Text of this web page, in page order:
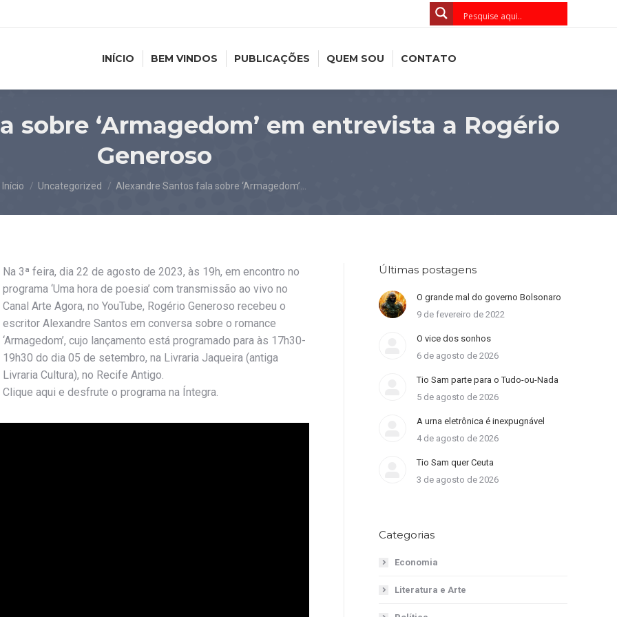
INÍCIO BEM VINDOS PUBLICAÇÕES QUEM SOU CONTATO
sobre ‘Armagedom’ em entrevista a Rogério
Generoso
Você está aqui:
Início Uncategorized Alexandre Santos fala sobre ‘Armagedom’…
Na 3ª feira, dia 22 de agosto de 2023, às 19h, em encontro no
programa ‘Uma hora de poesia’ com transmissão ao vivo no
Canal Arte Agora, no YouTube, Rogério Generoso recebeu o
escritor Alexandre Santos em conversa sobre o romance
‘Armagedom’, cujo lançamento está programado para às 17h30-
19h30 do dia 05 de setembro, na Livraria Jaqueira (antiga
Livraria Cultura), no Recife Antigo.
Clique aqui e desfrute o programa na Íntegra.
Últimas postagens
O grande mal do governo Bolsonaro
9 de fevereiro de 2022
O vice dos sonhos
6 de agosto de 2026
Tio Sam parte para o Tudo-ou-Nada
5 de agosto de 2026
A urna eletrônica é inexpugnável
4 de agosto de 2026
Tio Sam quer Ceuta
3 de agosto de 2026
Categorias
Economia
Literatura e Arte